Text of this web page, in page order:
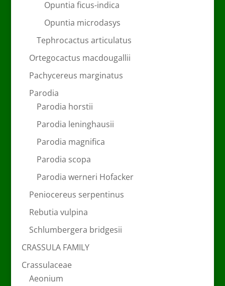
Opuntia ficus-indica
Opuntia microdasys
Tephrocactus articulatus
Ortegocactus macdougallii
Pachycereus marginatus
Parodia
Parodia horstii
Parodia leninghausii
Parodia magnifica
Parodia scopa
Parodia werneri Hofacker
Peniocereus serpentinus
Rebutia vulpina
Schlumbergera bridgesii
CRASSULA FAMILY
Crassulaceae
Aeonium